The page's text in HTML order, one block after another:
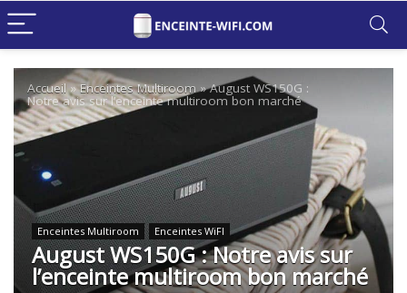
Accueil»Enceintes Multiroom»August WS150G :
Notre avis sur l’enceinte multiroom bon marché
Enceintes Multiroom Enceintes WiFI
August WS150G : Notre avis sur
l’enceinte multiroom bon marché